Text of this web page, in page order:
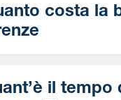
costa la
il